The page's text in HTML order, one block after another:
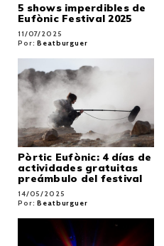
5 shows imperdibles de
Eufònic Festival 2025
11/07/2025
Por:Beatburguer
Pòrtic Eufònic: 4 días de
actividades gratuitas
preámbulo del festival
14/05/2025
Por:Beatburguer